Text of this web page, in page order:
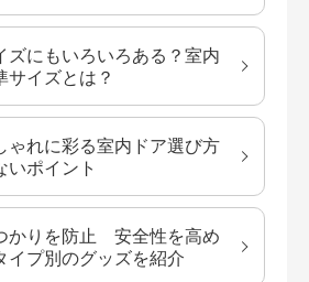
ズにもいろいろある？室内
サイズとは？
ゃれに彩る室内ドア選び方
いポイント
かりを防止 安全性を高め
イプ別のグッズを紹介